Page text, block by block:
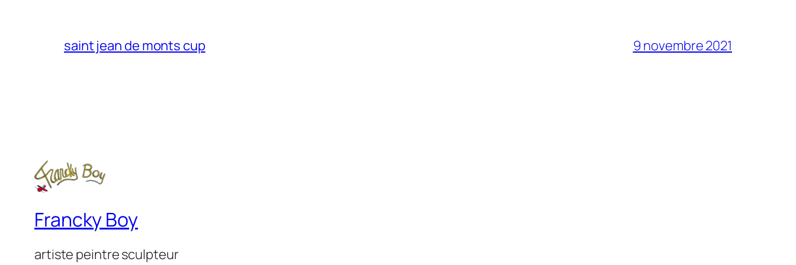
saint jean de monts cup 9 novembre 2021
Francky Boy
artiste peintre sculpteur